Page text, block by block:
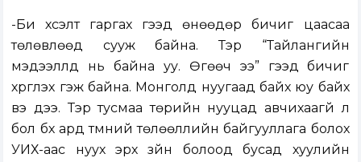
-Би хүсэлт гаргах гээд өнөөдөр бичиг цаасаа
төлөвлөөд сууж байна. Тэр “Тайлангийн
мэдээллүүд нь байна уу. Өгөөч ээ” гээд бичиг
хүргүүлэх гэж байна. Монголд нуугаад байх юу байх
вэ дээ. Тэр тусмаа төрийн нууцад авчихаагүй л
бол бүх ард түмний төлөөллийн байгууллага болох
УИХ-аас нуух эрх зүйн болоод бусад хуулийн